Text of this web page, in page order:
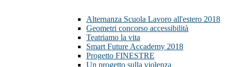
Alternanza Scuola Lavoro all'estero 2018
Geometri concorso accessibilità
Teatriamo la vita
Smart Future Accademy 2018
Progetto FINESTRE
Un progetto sulla violenza